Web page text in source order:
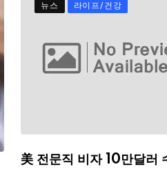
뉴스 라이프/건강
美 전문직 비자 10만달러